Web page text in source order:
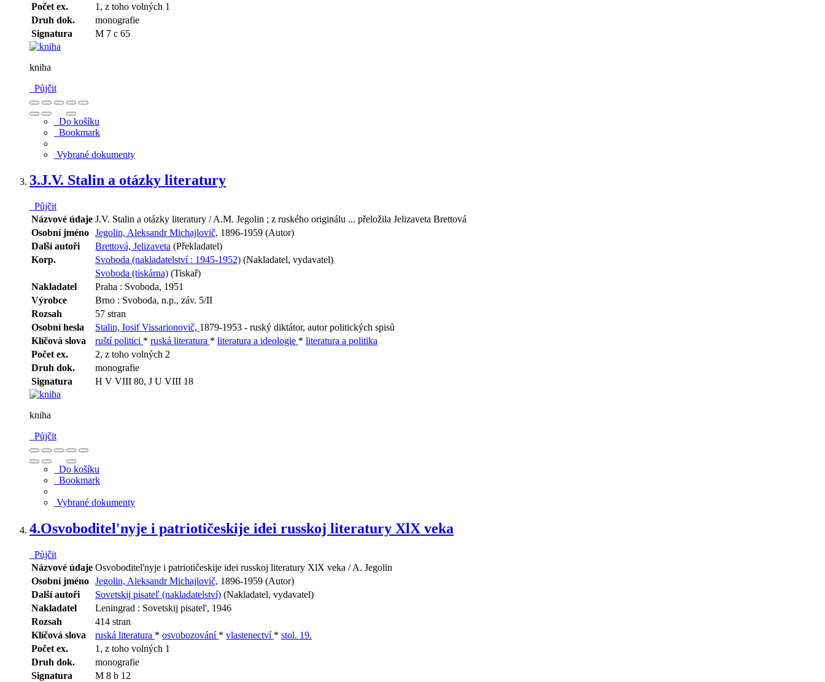
Počet ex.
1, z toho volných 1
Druh dok.
monografie
Signatura
M 7 c 65
kniha
Půjčit
Do košíku
Bookmark
Vybrané dokumenty
3.J.V. Stalin a otázky literatury
Půjčit
Názvové údaje J.V. Stalin a otázky literatury / A.M. Jegolin ; z ruského originálu ... přeložila Jelizaveta Brettová
Osobní jméno Jegolin, Aleksandr Michajlovič, 1896-1959 (Autor)
Další autoři
Brettová, Jelizaveta (Překladatel)
Korp.
Svoboda (nakladatelství : 1945-1952) (Nakladatel, vydavatel)
Svoboda (tiskárna) (Tiskař)
Nakladatel
Praha : Svoboda, 1951
Výrobce
Brno : Svoboda, n.p., záv. 5/II
Rozsah
57 stran
Osobní hesla
Stalin, Iosif Vissarionovič, 1879-1953 - ruský diktátor, autor politických spisů
Klíčová slova
ruští politici * ruská literatura * literatura a ideologie * literatura a politika
Počet ex.
2, z toho volných 2
Druh dok.
monografie
Signatura
H V VIII 80, J U VIII 18
kniha
Půjčit
Do košíku
Bookmark
Vybrané dokumenty
4.Osvoboditel'nyje i patriotičeskije idei russkoj literatury XlX veka
Půjčit
Názvové údaje Osvoboditel'nyje i patriotičeskije idei russkoj literatury XlX veka / A. Jegolin
Osobní jméno Jegolin, Aleksandr Michajlovič, 1896-1959 (Autor)
Další autoři
Sovetskij pisateľ (nakladatelství) (Nakladatel, vydavatel)
Nakladatel
Leningrad : Sovetskij pisatel', 1946
Rozsah
414 stran
Klíčová slova
ruská literatura * osvobozování * vlastenectví * stol. 19.
Počet ex.
1, z toho volných 1
Druh dok.
monografie
Signatura
M 8 b 12